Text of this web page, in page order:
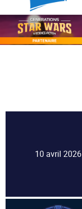
10 avril 2026